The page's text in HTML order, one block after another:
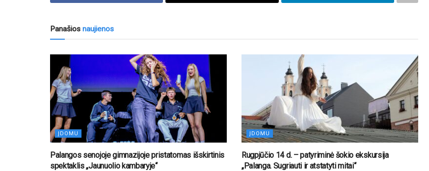
Panašios naujienos
ĮDOMU
Palangos senojoje gimnazijoje pristatomas išskirtinis
spektaklis „Jaunuolio kambaryje“
ĮDOMU
Rugpjūčio 14 d. – patyriminė šokio ekskursija
„Palanga. Sugriauti ir atstatyti mitai“